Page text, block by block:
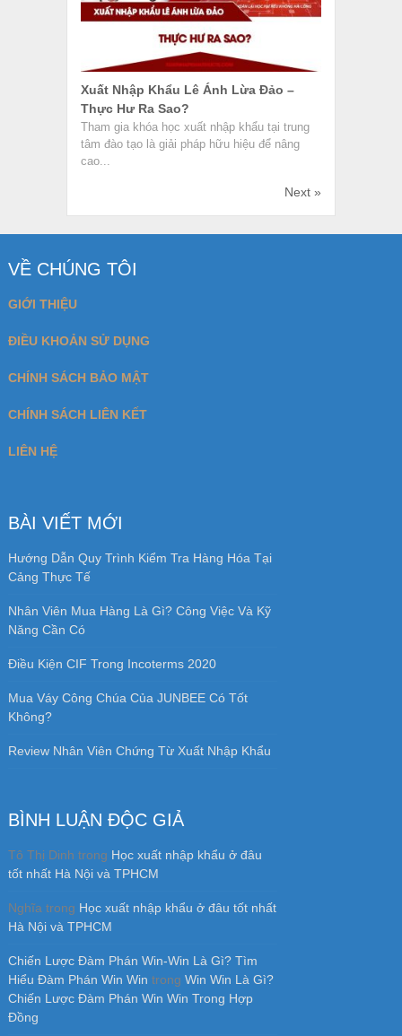
Xuất Nhập Khẩu Lê Ánh Lừa Đảo –
Thực Hư Ra Sao?
Tham gia khóa học xuất nhập khẩu tại trung
tâm đào tạo là giải pháp hữu hiệu để nâng
cao...
Next »
VỀ CHÚNG TÔI
GIỚI THIỆU
ĐIỀU KHOẢN SỬ DỤNG
CHÍNH SÁCH BẢO MẬT
CHÍNH SÁCH LIÊN KẾT
LIÊN HỆ
BÀI VIẾT MỚI
Hướng Dẫn Quy Trình Kiểm Tra Hàng Hóa Tại
Cảng Thực Tế
Nhân Viên Mua Hàng Là Gì? Công Việc Và Kỹ
Năng Cần Có
Điều Kiện CIF Trong Incoterms 2020
Mua Váy Công Chúa Của JUNBEE Có Tốt
Không?
Review Nhân Viên Chứng Từ Xuất Nhập Khẩu
BÌNH LUẬN ĐỘC GIẢ
Tô Thị Dinh trong Học xuất nhập khẩu ở đâu
tốt nhất Hà Nội và TPHCM
Nghĩa trong Học xuất nhập khẩu ở đâu tốt nhất
Hà Nội và TPHCM
Chiến Lược Đàm Phán Win-Win Là Gì? Tìm
Hiểu Đàm Phán Win Win trong Win Win Là Gì?
Chiến Lược Đàm Phán Win Win Trong Hợp
Đồng